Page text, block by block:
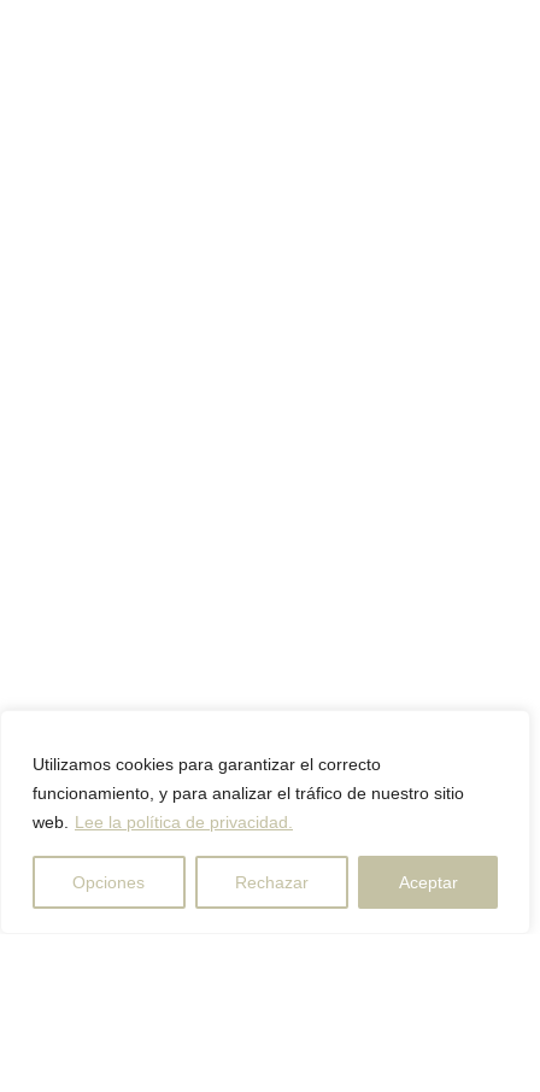
Utilizamos cookies para garantizar el correcto
funcionamiento, y para analizar el tráfico de nuestro sitio
web.
Lee la política de privacidad.
Opciones Rechazar Aceptar